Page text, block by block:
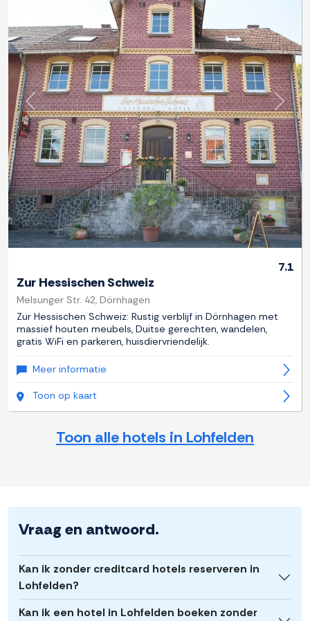
Previous Next
7.1
Zur Hessischen Schweiz
Melsunger Str. 42, Dörnhagen
Zur Hessischen Schweiz: Rustig verblijf in Dörnhagen met
massief houten meubels, Duitse gerechten, wandelen,
gratis WiFi en parkeren, huisdiervriendelijk.
Meer informatie
Toon op kaart
Toon alle hotels in Lohfelden
Vraag en antwoord.
Kan ik zonder creditcard hotels reserveren in
Lohfelden?
Kan ik een hotel in Lohfelden boeken zonder